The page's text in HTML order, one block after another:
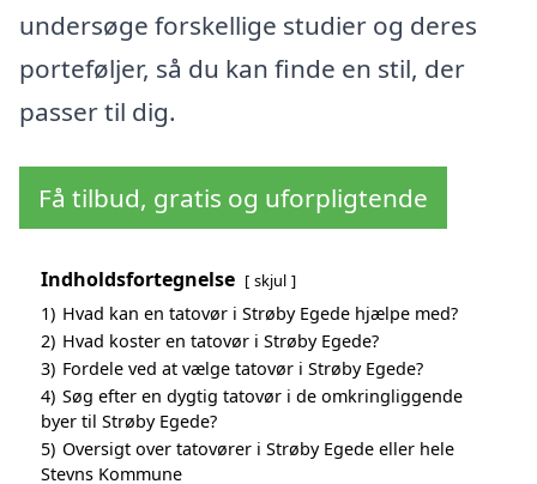
undersøge forskellige studier og deres
porteføljer, så du kan finde en stil, der
passer til dig.
Få tilbud, gratis og uforpligtende
Indholdsfortegnelse skjul
1) Hvad kan en tatovør i Strøby Egede hjælpe med?
2) Hvad koster en tatovør i Strøby Egede?
3) Fordele ved at vælge tatovør i Strøby Egede?
4) Søg efter en dygtig tatovør i de omkringliggende
byer til Strøby Egede?
5) Oversigt over tatovører i Strøby Egede eller hele
Stevns Kommune